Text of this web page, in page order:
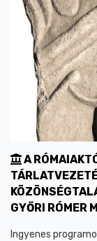
A
GYŐRI RÓMER
Ingyenes